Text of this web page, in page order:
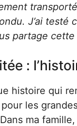
J’ai
partage
:
histoire qui
les
ma